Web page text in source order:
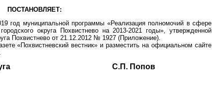
ПОСТАНОВЛЯЕТ:
год муниципальной программы «Реализация полномочий в сфере
округа Похвистнево на 2013-2021 годы», утвержденной
Похвистнево от 21.12.2012 № 1927 (Приложение).
«Похвистневский вестник» и разместить на официальном сайте
округа С.П. Попов